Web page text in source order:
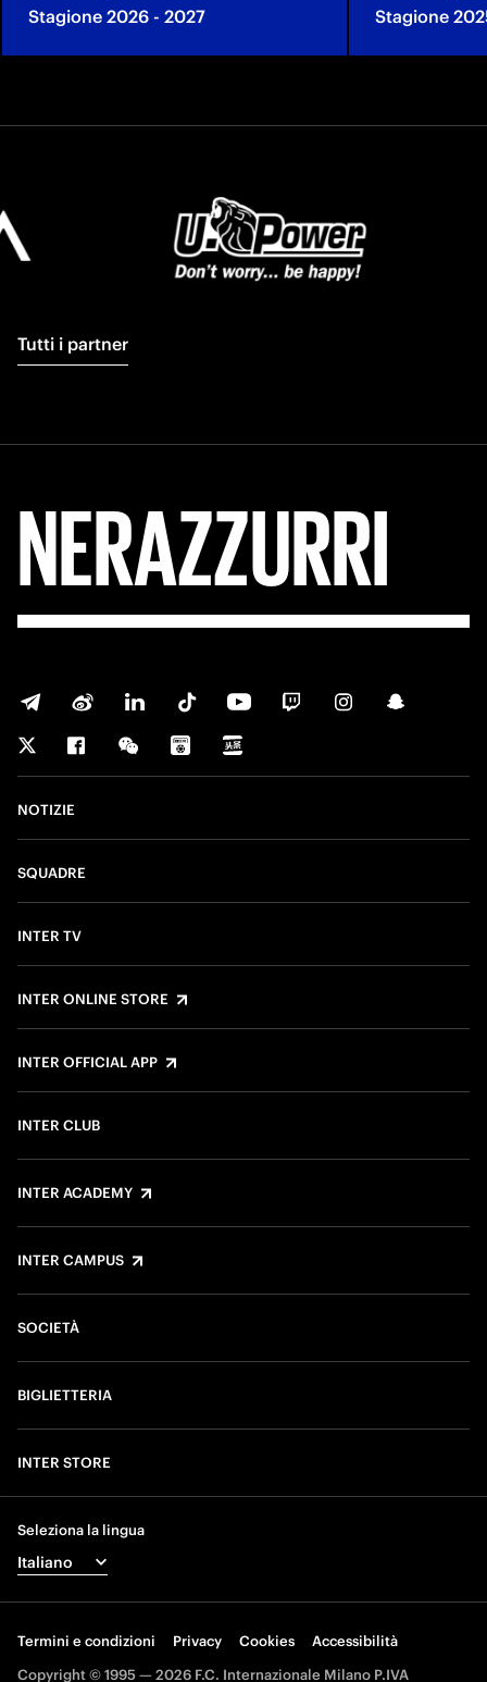
Stagione 2026 - 2027 Stagione
Tutti i partner
NERAZZURRI
NOTIZIE
SQUADRE
INTER TV
INTER ONLINE STORE
INTER OFFICIAL APP
INTER CLUB
INTER ACADEMY
INTER CAMPUS
SOCIETÀ
BIGLIETTERIA
INTER STORE
Seleziona la lingua
Termini e condizioni Privacy Cookies
Accessibilità
Copyright © 1995 — 2026 F.C. Internazionale Milano P.IVA